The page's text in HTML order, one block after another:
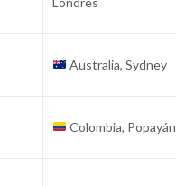
Australia, Sydney
Colombia, Popayán